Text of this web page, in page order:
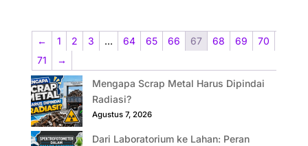
← 1 2 3 … 64 65 66 67 68 69
70
71
→
Mengapa Scrap Metal Harus Dipindai
Radiasi?
Agustus 7, 2026
Dari Laboratorium ke Lahan: Peran